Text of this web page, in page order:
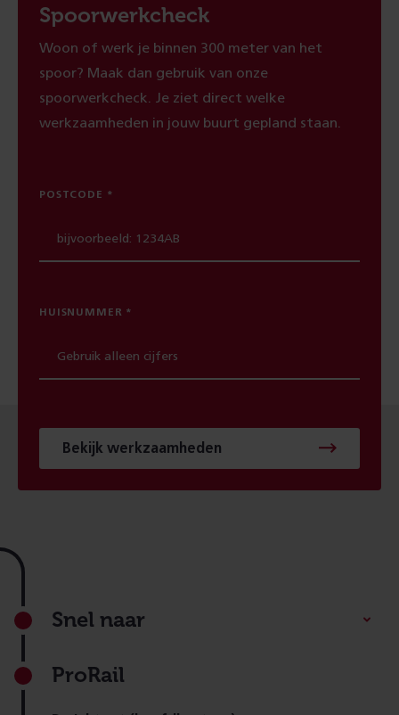
Spoorwerkcheck
Woon of werk je binnen 300 meter van het
spoor? Maak dan gebruik van onze
spoorwerkcheck. Je ziet direct welke
werkzaamheden in jouw buurt gepland staan.
POSTCODE
HUISNUMMER
Bekijk werkzaamheden
Footer
Snel naar
ProRail